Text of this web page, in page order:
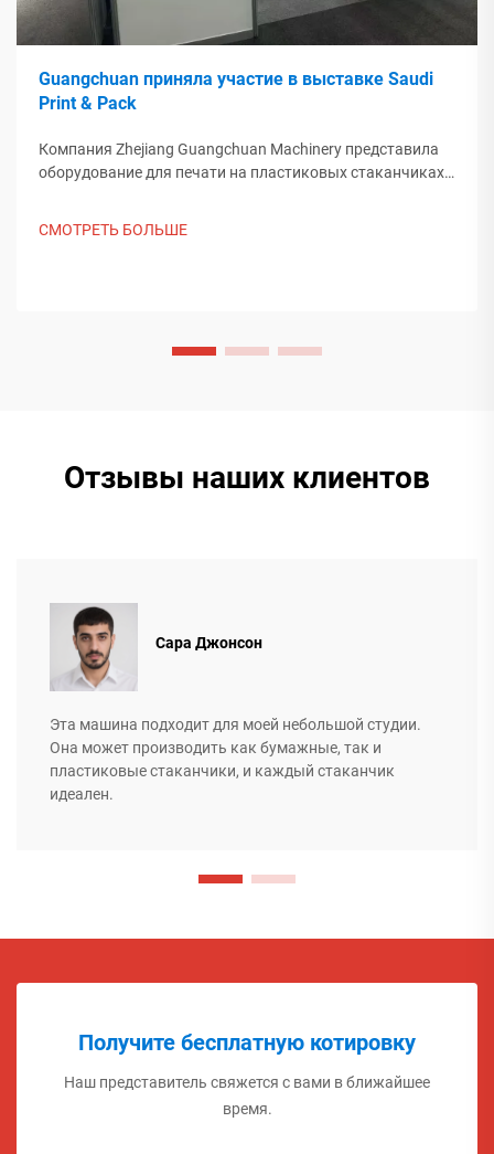
Guangchuan приняла участие в выставке Saudi
Print & Pack
Компания Zhejiang Guangchuan Machinery представила
оборудование для печати на пластиковых стаканчиках
СМОТРЕТЬ БОЛЬШЕ
Отзывы наших клиентов
Сара Джонсон
Эта машина подходит для моей небольшой студии.
Она может производить как бумажные, так и
пластиковые стаканчики, и каждый стаканчик
идеален.
Получите бесплатную котировку
Наш представитель свяжется с вами в ближайшее
время.